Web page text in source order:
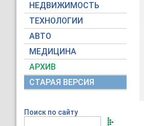
НЕДВИЖИМОСТЬ
ТЕХНОЛОГИИ
АВТО
МЕДИЦИНА
АРХИВ
СТАРАЯ ВЕРСИЯ
Поиск по сайту